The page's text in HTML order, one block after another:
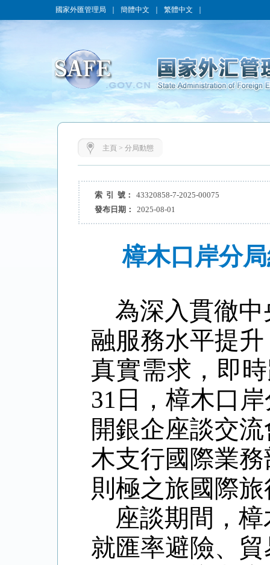
國家外匯管理局 簡體中文 繁體中文
主頁 > 分局動態
索 引 號：
43320858-7-2025-00075
發布日期：
2025-08-01
樟木口岸分
為深入貫徹
融服務水平提
真實需求，即
31日，樟木口
開銀企座談交
木支行國際業
則極之旅國際
座談期間，
就匯率避險、